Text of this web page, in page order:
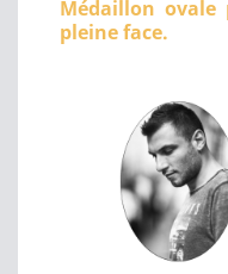
Médaillon ovale
pleine face.